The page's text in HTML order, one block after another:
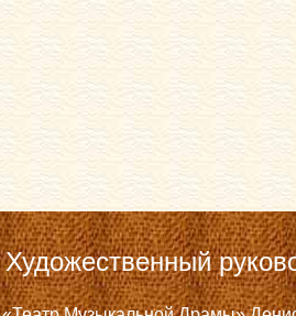
Художественный